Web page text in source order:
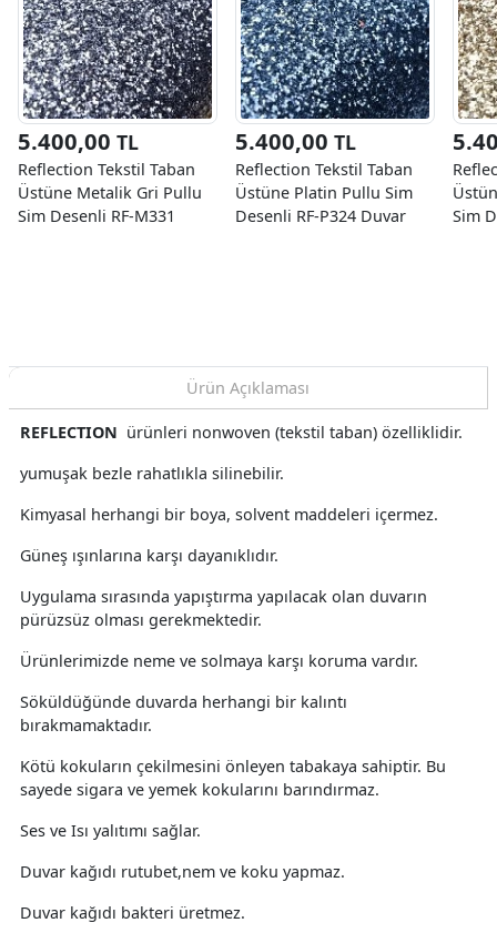
5.400,00 TL
Reflection Tekstil Taban
Üstüne Metalik Gri Pullu
Sim Desenli RF-M331
5.400,00 TL
Reflection Tekstil Taban
Üstüne Platin Pullu Sim
Desenli RF-P324 Duvar
Sim
Ürün Açıklaması
REFLECTION ürünleri nonwoven (tekstil taban) özelliklidir.
yumuşak bezle rahatlıkla silinebilir.
Kimyasal herhangi bir boya, solvent maddeleri içermez.
Güneş ışınlarına karşı dayanıklıdır.
Uygulama sırasında yapıştırma yapılacak olan duvarın
pürüzsüz olması gerekmektedir.
Ürünlerimizde neme ve solmaya karşı koruma vardır.
Söküldüğünde duvarda herhangi bir kalıntı
bırakmamaktadır.
Kötü kokuların çekilmesini önleyen tabakaya sahiptir. Bu
sayede sigara ve yemek kokularını barındırmaz.
Ses ve Isı yalıtımı sağlar.
Duvar kağıdı rutubet,nem ve koku yapmaz.
Duvar kağıdı bakteri üretmez.